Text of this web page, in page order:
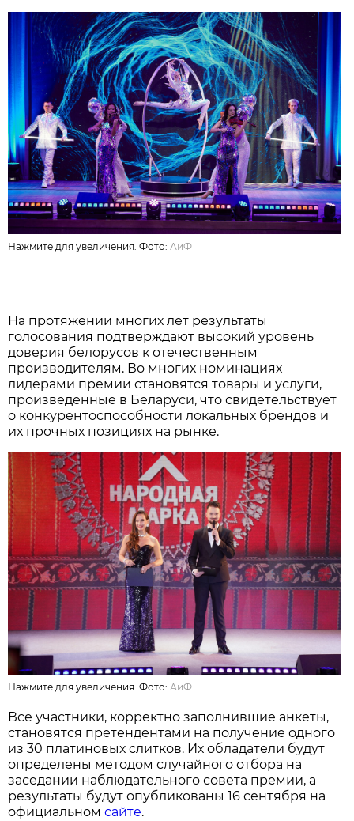
Нажмите для увеличения. Фото:АиФ
На протяжении многих лет результаты
голосования подтверждают высокий уровень
доверия белорусов к отечественным
производителям. Во многих номинациях
лидерами премии становятся товары и услуги,
произведенные в Беларуси, что свидетельствует
о конкурентоспособности локальных брендов и
их прочных позициях на рынке.
Нажмите для увеличения. Фото:АиФ
Все участники, корректно заполнившие анкеты,
становятся претендентами на получение одного
из 30 платиновых слитков. Их обладатели будут
определены методом случайного отбора на
заседании наблюдательного совета премии, а
результаты будут опубликованы 16 сентября на
официальномсайте.